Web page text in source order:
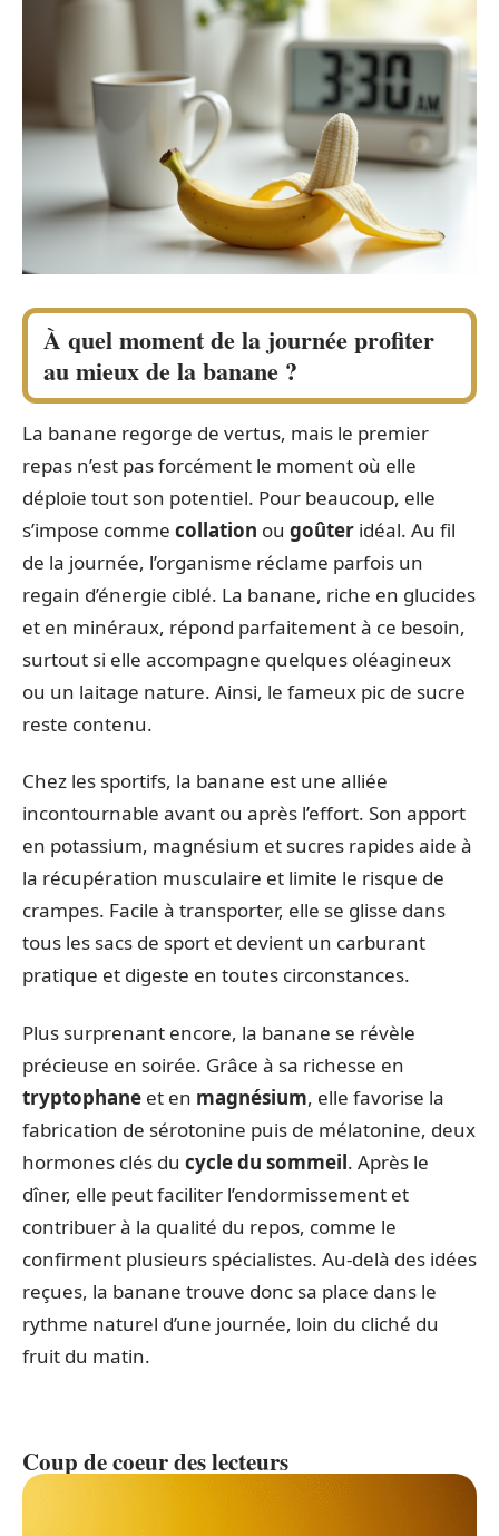
À quel moment de la journée profiter
au mieux de la banane ?
La banane regorge de vertus, mais le premier
repas n’est pas forcément le moment où elle
déploie tout son potentiel. Pour beaucoup, elle
s’impose comme collation ou goûter idéal. Au fil
de la journée, l’organisme réclame parfois un
regain d’énergie ciblé. La banane, riche en glucides
et en minéraux, répond parfaitement à ce besoin,
surtout si elle accompagne quelques oléagineux
ou un laitage nature. Ainsi, le fameux pic de sucre
reste contenu.
Chez les sportifs, la banane est une alliée
incontournable avant ou après l’effort. Son apport
en potassium, magnésium et sucres rapides aide à
la récupération musculaire et limite le risque de
crampes. Facile à transporter, elle se glisse dans
tous les sacs de sport et devient un carburant
pratique et digeste en toutes circonstances.
Plus surprenant encore, la banane se révèle
précieuse en soirée. Grâce à sa richesse en
tryptophane et en magnésium, elle favorise la
fabrication de sérotonine puis de mélatonine, deux
hormones clés du cycle du sommeil. Après le
dîner, elle peut faciliter l’endormissement et
contribuer à la qualité du repos, comme le
confirment plusieurs spécialistes. Au-delà des idées
reçues, la banane trouve donc sa place dans le
rythme naturel d’une journée, loin du cliché du
fruit du matin.
Coup de coeur des lecteurs